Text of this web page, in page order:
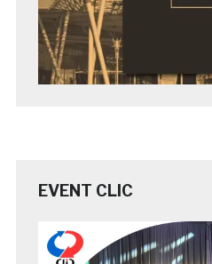
EVENT CLIC